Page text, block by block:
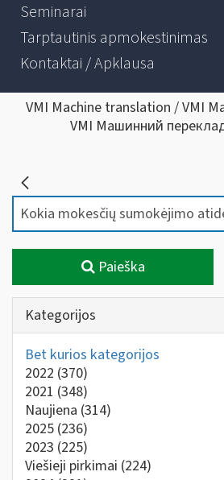
Seminarai
Tarptautinis apmokestinimas
Kontaktai / Apklausa
VMI Machine translation / VMI
VMI Машинний
Paieška
Kategorijos
Bet kurios kategorijos
2022 (370)
2021 (348)
Naujiena (314)
2025 (236)
2023 (225)
Viešieji pirkimai (224)